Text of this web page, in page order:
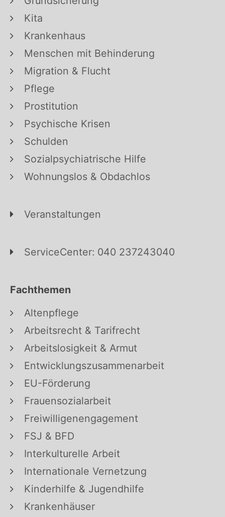
Kita
Krankenhaus
Menschen mit Behinderung
Migration & Flucht
Pflege
Prostitution
Psychische Krisen
Schulden
Sozialpsychiatrische Hilfe
Wohnungslos & Obdachlos
Veranstaltungen
ServiceCenter: 040 237243040
Fachthemen
Altenpflege
Arbeitsrecht & Tarifrecht
Arbeitslosigkeit & Armut
Entwicklungszusammenarbeit
EU-Förderung
Frauensozialarbeit
Freiwilligenengagement
FSJ & BFD
Interkulturelle Arbeit
Internationale Vernetzung
Kinderhilfe & Jugendhilfe
Krankenhäuser